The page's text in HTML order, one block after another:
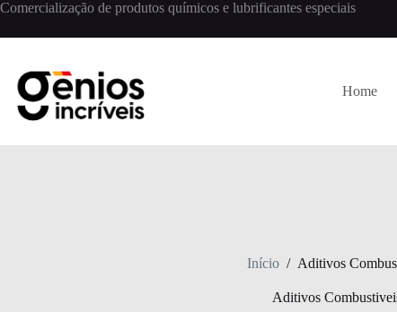
Comercialização de produtos químicos e lubrificantes especiais
Home
Início / Aditivos
Aditivos